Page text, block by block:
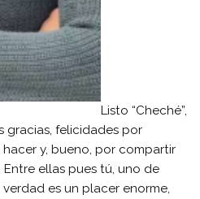
Listo “Cheché”,
gracias, felicidades por
hacer y, bueno, por compartir
ellas pues tú, uno de
es un placer enorme,